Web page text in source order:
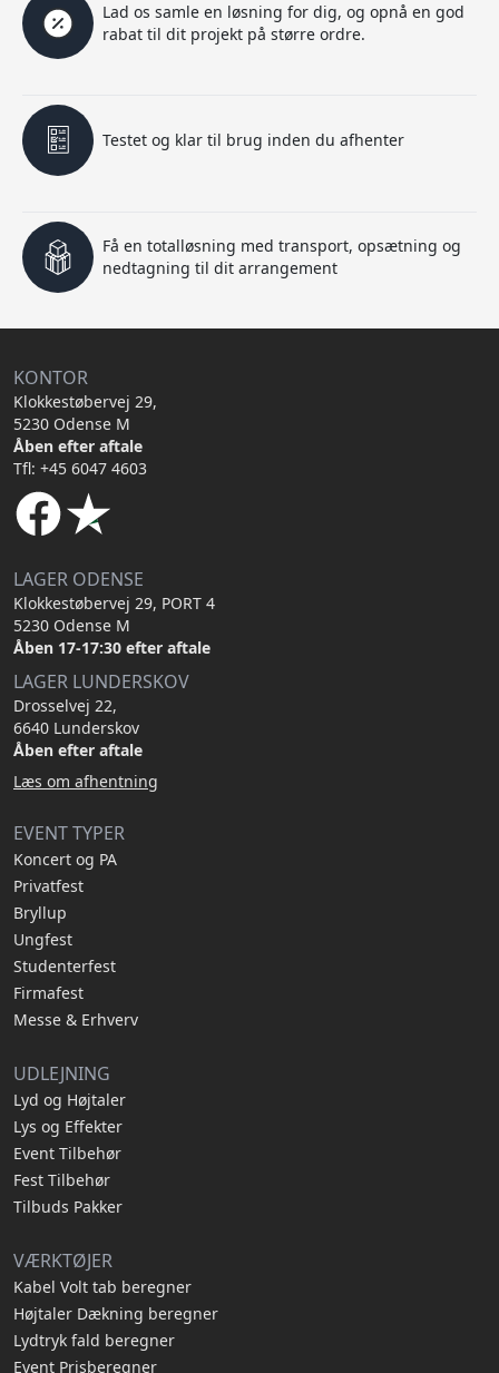
Lad os samle en løsning for dig, og opnå en god
rabat til dit projekt på større ordre.
Testet og klar til brug inden du afhenter
Få en totalløsning med transport, opsætning og
nedtagning til dit arrangement
KONTOR
Klokkestøbervej 29,
5230 Odense M
Åben efter aftale
Tfl: +45 6047 4603
LAGER ODENSE
Klokkestøbervej 29, PORT 4
5230 Odense M
Åben 17-17:30 efter aftale
LAGER LUNDERSKOV
Drosselvej 22,
6640 Lunderskov
Åben efter aftale
Læs om afhentning
EVENT TYPER
Koncert og PA
Privatfest
Bryllup
Ungfest
Studenterfest
Firmafest
Messe & Erhverv
UDLEJNING
Lyd og Højtaler
Lys og Effekter
Event Tilbehør
Fest Tilbehør
Tilbuds Pakker
VÆRKTØJER
Kabel Volt tab beregner
Højtaler Dækning beregner
Lydtryk fald beregner
Event Prisberegner